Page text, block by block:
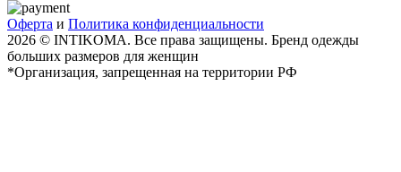
Оферта и Политика конфиденциальности
2026 © INTIKOMA. Все права защищены. Бренд одежды
больших размеров для женщин
*Организация, запрещенная на территории РФ